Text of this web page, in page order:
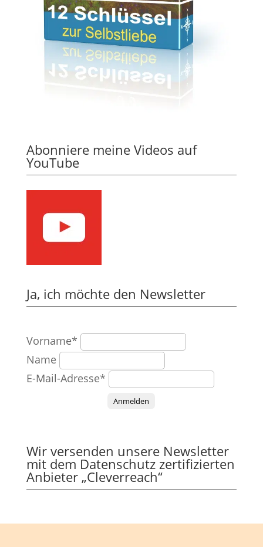
Abonniere meine Videos auf
YouTube
Ja, ich möchte den Newsletter
Vorname*
Name
E-Mail-Adresse*
Anmelden
Wir versenden unsere Newsletter
mit dem Datenschutz zertifizierten
Anbieter „Cleverreach“